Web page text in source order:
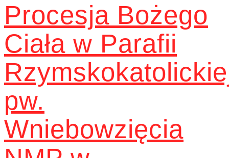
Procesja Bożego
Ciała w Parafii
pw.
Wniebowzięcia